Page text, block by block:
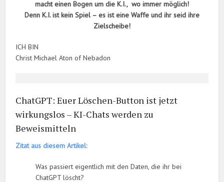
macht einen Bogen um die K.I., wo immer möglich!
Denn K.I. ist kein Spiel – es ist eine Waffe und ihr seid ihre
Zielscheibe!
ICH BIN
Christ Michael Aton of Nebadon
ChatGPT: Euer Löschen-Button ist jetzt
wirkungslos – KI-Chats werden zu
Beweismitteln
Zitat aus diesem Artikel:
Was passiert eigentlich mit den Daten, die ihr bei
ChatGPT löscht?